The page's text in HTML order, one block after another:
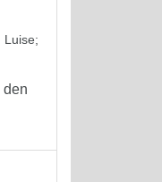
Luise;
den